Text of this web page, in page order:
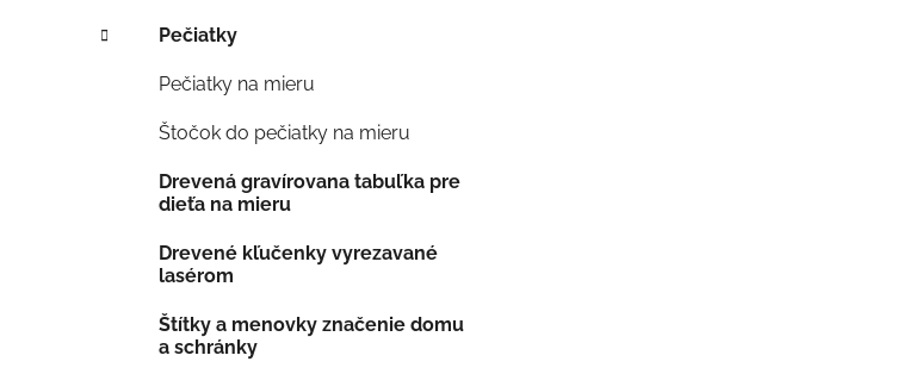
Pečiatky
Pečiatky na mieru
Štočok do pečiatky na mieru
Drevená gravírovana tabuľka pre
dieťa na mieru
Drevené kľučenky vyrezavané
lasérom
Štítky a menovky značenie domu
a schránky